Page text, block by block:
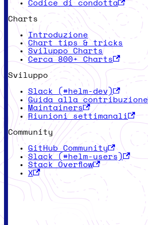
Codice di condotta
Charts
Introduzione
Chart tips & tricks
Sviluppo Charts
Cerca 800+ Charts
Sviluppo
Slack (#helm-dev)
Guida alla contribuzione
Maintainers
Riunioni settimanali
Community
GitHub Community
Slack (#helm-users)
Stack Overflow
X